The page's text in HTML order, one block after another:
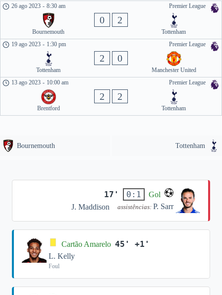
Premier League
26 ago 2023 - 8:30 am
Bournemouth
0 2
Tottenham
Premier League
19 ago 2023 - 1:30 pm
Tottenham
2 0
Manchester United
Premier League
13 ago 2023 - 10:00 am
Brentford
2 2
Tottenham
Bournemouth Tottenham
17' 0:1
Gol
J. Maddison
assistências: P. Sarr
Cartão Amarelo 45' +1'
L. Kelly
Foul